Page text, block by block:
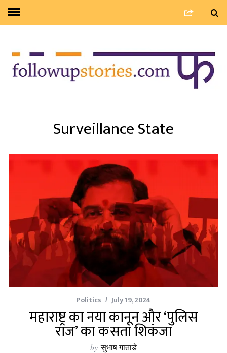
Surveillance State
Politics July 19, 2024
महाराष्ट्र का नया कानून और ‘पुलिस
राज’ का कसता शिकंजा
by सुभाष गाताडे